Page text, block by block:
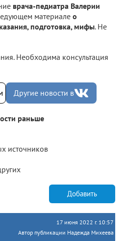
врача-педиатра Валерии
материале о
подготовка, мифы. Не
Необходима консультация
Другие новости в
раньше
источников
Добавить
17 июня 2022 г. 10:57
Автор публикации Надежда Михеева